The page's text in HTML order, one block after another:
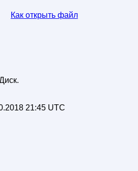
Как открыть файл
21:45 UTC